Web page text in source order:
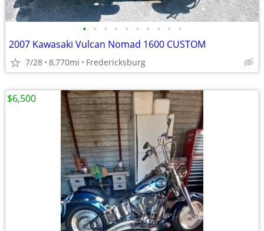
• • • • • • • • • •
2007 Kawasaki Vulcan Nomad 1600 CUSTOM
7/28 8,770mi Fredericksburg
$6,500